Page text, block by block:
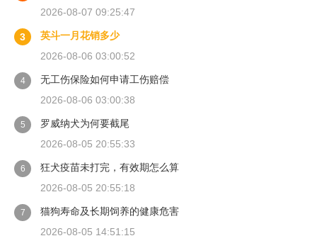
2026-08-07 09:25:47
3
英斗一月花销多少
2026-08-06 03:00:52
4
无工伤保险如何申请工伤赔偿
2026-08-06 03:00:38
5
罗威纳犬为何要截尾
2026-08-05 20:55:33
6
狂犬疫苗未打完，有效期怎么算
2026-08-05 20:55:18
7
猫狗寿命及长期饲养的健康危害
2026-08-05 14:51:15